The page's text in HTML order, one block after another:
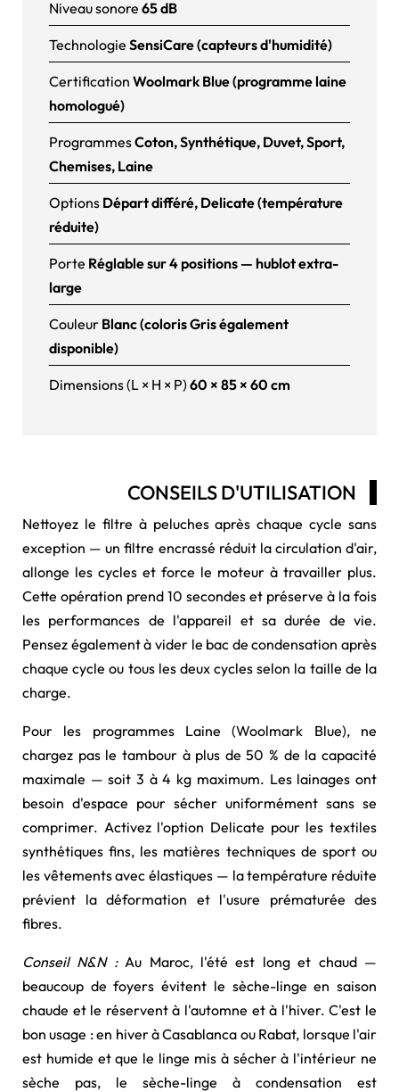
Niveau sonore 65 dB
Technologie SensiCare (capteurs d'humidité)
Certification Woolmark Blue (programme laine
homologué)
ProgrammesCoton, Synthétique, Duvet, Sport,
Chemises, Laine
Options Départ différé, Delicate (température
réduite)
Porte Réglable sur 4 positions — hublot extra-
large
Couleur Blanc (coloris Gris également
disponible)
Dimensions (L × H × P) 60 × 85 × 60 cm
CONSEILS D'UTILISATION
Nettoyez le filtre à peluches après chaque cycle sans
exception — un filtre encrassé réduit la circulation d'air,
allonge les cycles et force le moteur à travailler plus.
Cette opération prend 10 secondes et préserve à la fois
les performances de l'appareil et sa durée de vie.
Pensez également à vider le bac de condensation après
chaque cycle ou tous les deux cycles selon la taille de la
charge.
Pour les programmes Laine (Woolmark Blue), ne
chargez pas le tambour à plus de 50 % de la capacité
maximale — soit 3 à 4 kg maximum. Les lainages ont
besoin d'espace pour sécher uniformément sans se
comprimer. Activez l'option Delicate pour les textiles
synthétiques fins, les matières techniques de sport ou
les vêtements avec élastiques — la température réduite
prévient la déformation et l'usure prématurée des
fibres.
Conseil N&N :Au Maroc, l'été est long et chaud —
beaucoup de foyers évitent le sèche-linge en saison
chaude et le réservent à l'automne et à l'hiver. C'est le
bon usage : en hiver à Casablanca ou Rabat, lorsque l'air
est humide et que le linge mis à sécher à l'intérieur ne
sèche pas, le sèche-linge à condensation est